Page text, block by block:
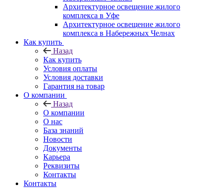
Архитектурное освещение жилого
комплекса в Уфе
Архитектурное освещение жилого
комплекса в Набережных Челнах
Как купить
Назад
Как купить
Условия оплаты
Условия доставки
Гарантия на товар
О компании
Назад
О компании
О нас
База знаний
Новости
Документы
Карьера
Реквизиты
Контакты
Контакты